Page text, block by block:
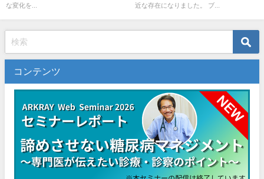
な変化を...
近な存在になりました。 ブ...
コンテンツ